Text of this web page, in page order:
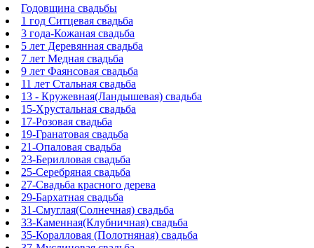
Годовщина свадьбы
1 год Ситцевая свадьба
3 года-Кожаная свадьба
5 лет Деревянная свадьба
7 лет Медная свадьба
9 лет Фаянсовая свадьба
11 лет Стальная свадьба
13 - Кружевная(Ландышевая) свадьба
15-Хрустальная свадьба
17-Розовая свадьба
19-Гранатовая свадьба
21-Опаловая свадьба
23-Берилловая свадьба
25-Серебряная свадьба
27-Свадьба красного дерева
29-Бархатная свадьба
31-Смуглая(Солнечная) свадьба
33-Каменная(Клубничная) свадьба
35-Коралловая (Полотняная) свадьба